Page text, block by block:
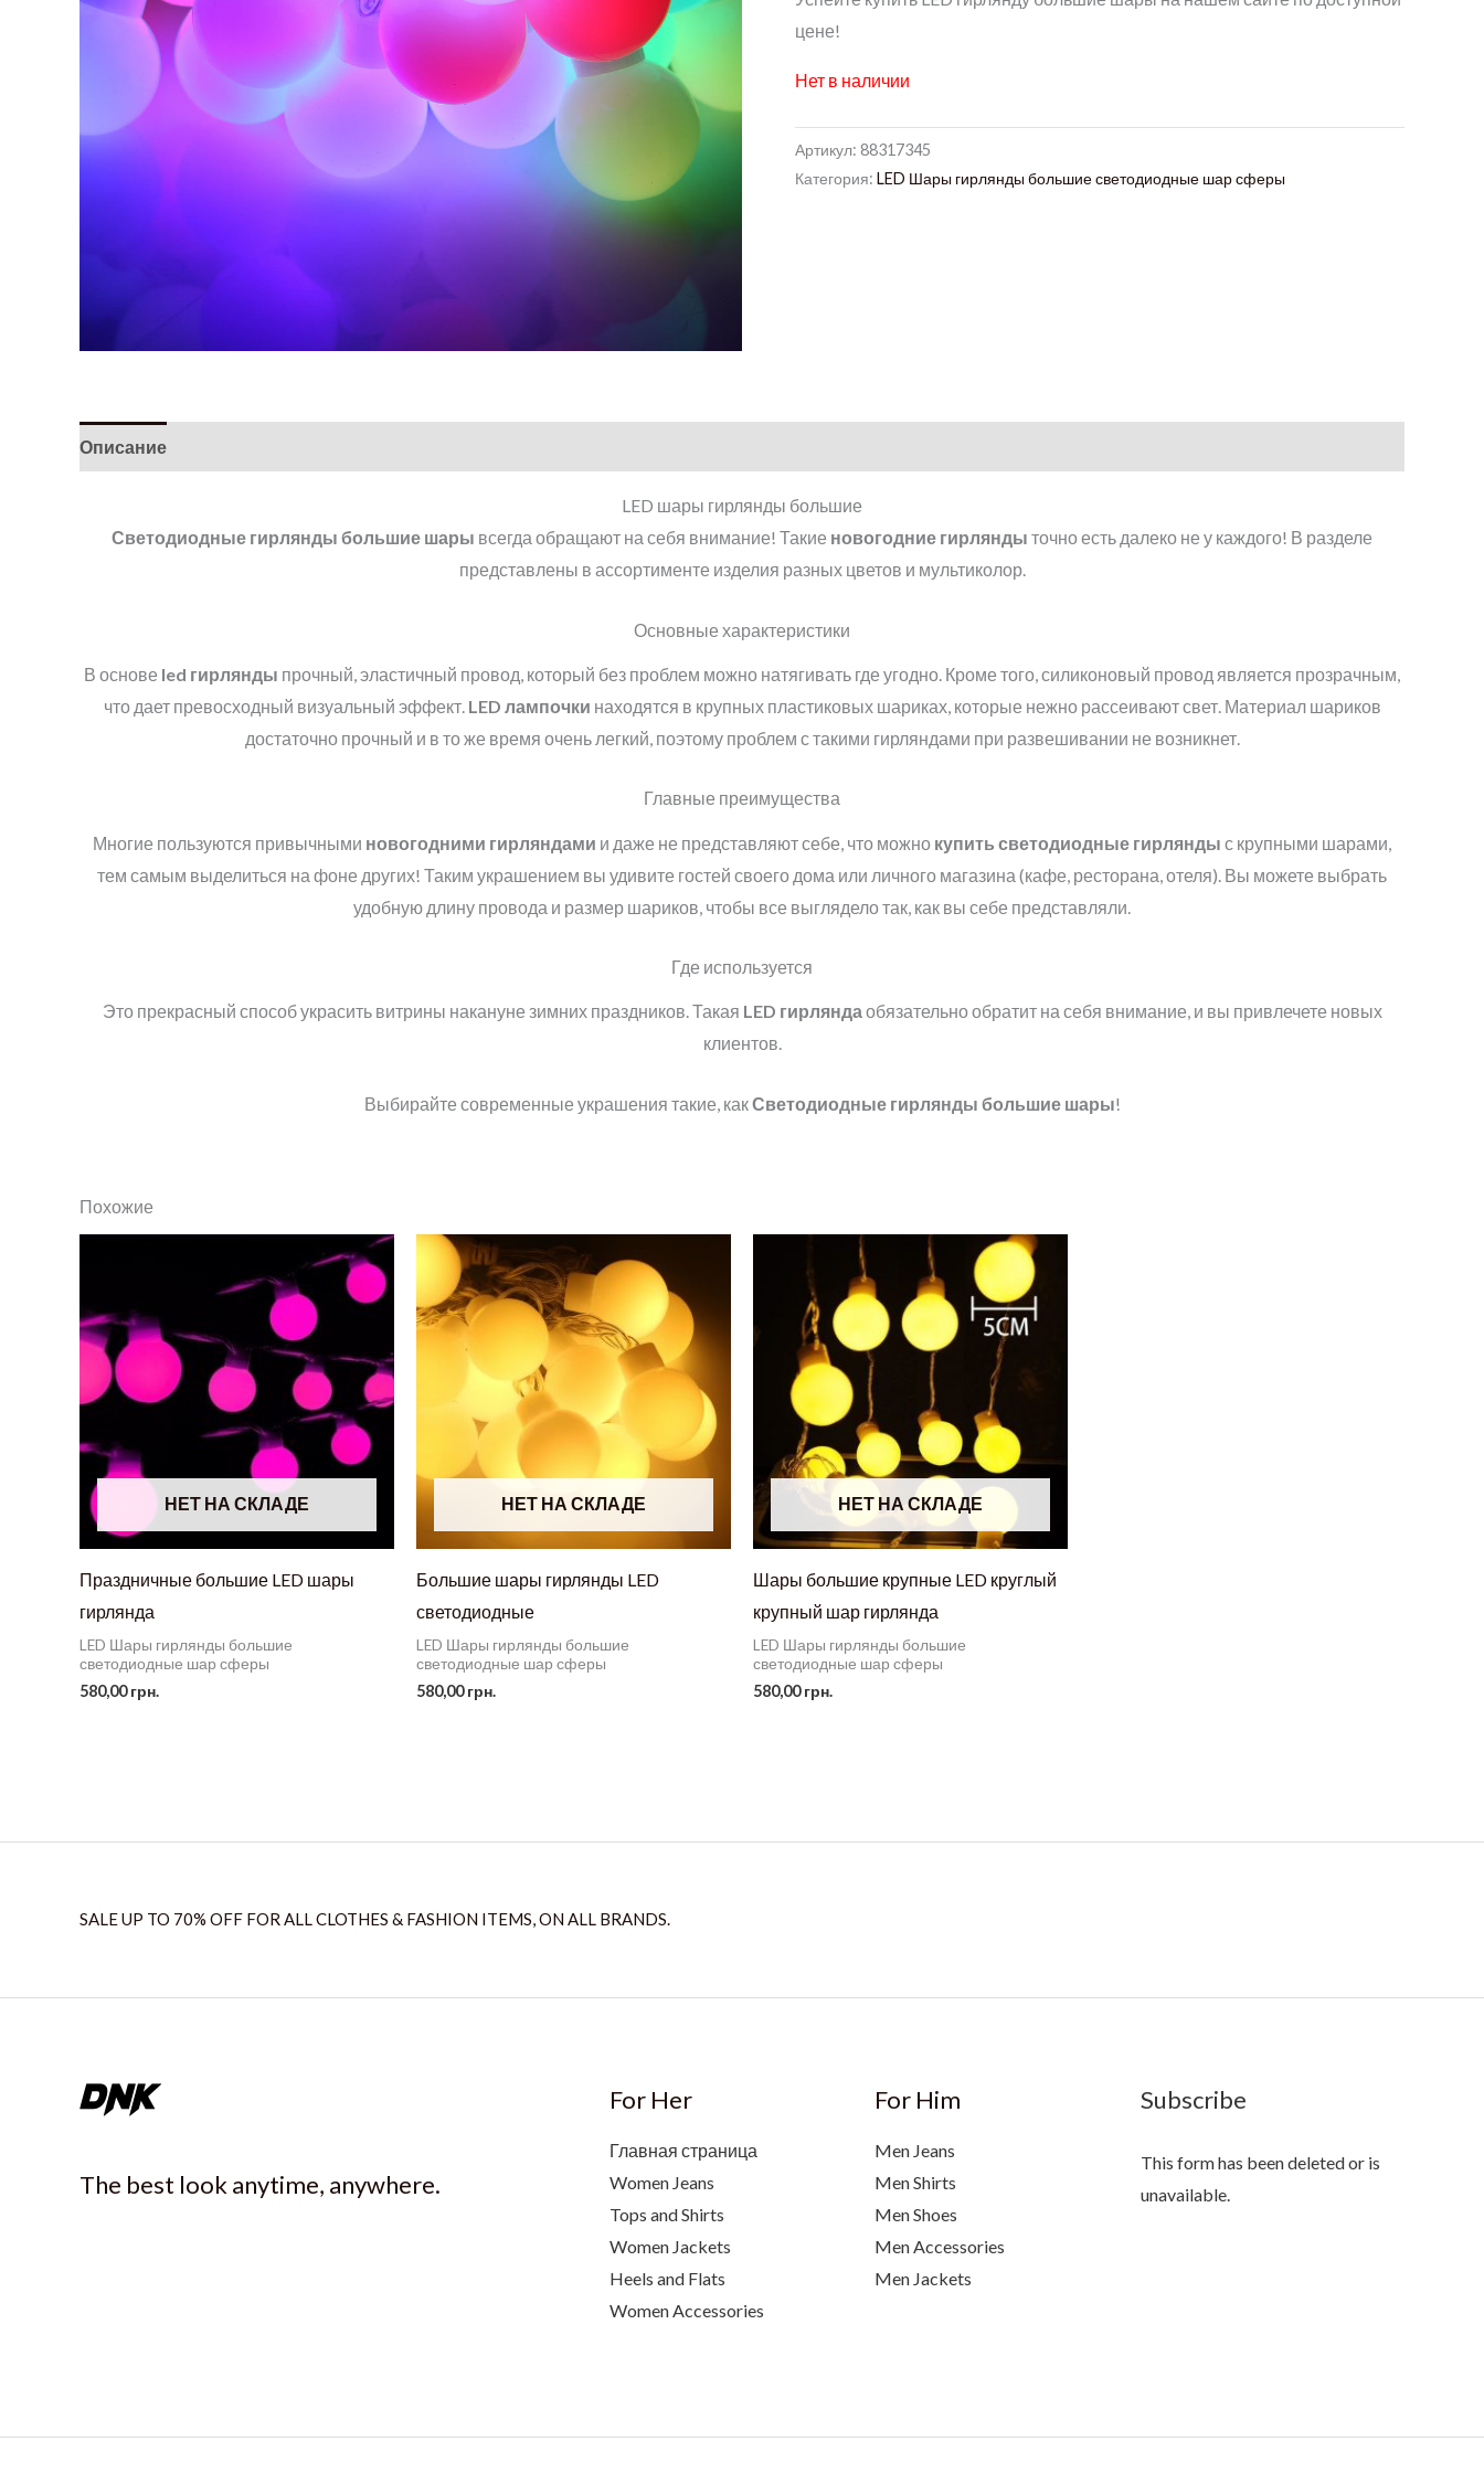
цене!
Нет в наличии
Артикул: 88317345
Категория: LED Шары гирлянды большие светодиодные шар сферы
Описание
LED шары гирлянды большие
Светодиодные гирлянды большие шары всегда обращают на себя внимание! Такие новогодние гирлянды точно есть далеко не у каждого! В разделе
представлены в ассортименте изделия разных цветов и мультиколор.
Основные характеристики
В основе led гирлянды прочный, эластичный провод, который без проблем можно натягивать где угодно. Кроме того, силиконовый провод является прозрачным,
что дает превосходный визуальный эффект. LED лампочки находятся в крупных пластиковых шариках, которые нежно рассеивают свет. Материал шариков
достаточно прочный и в то же время очень легкий, поэтому проблем с такими гирляндами при развешивании не возникнет.
Главные преимущества
Многие пользуются привычными новогодними гирляндами и даже не представляют себе, что можно купить светодиодные гирлянды с крупными шарами,
тем самым выделиться на фоне других! Таким украшением вы удивите гостей своего дома или личного магазина (кафе, ресторана, отеля). Вы можете выбрать
удобную длину провода и размер шариков, чтобы все выглядело так, как вы себе представляли.
Где используется
Это прекрасный способ украсить витрины накануне зимних праздников. Такая LED гирляндаобязательно обратит на себя внимание, и вы привлечете новых
клиентов.
Выбирайте современные украшения такие, какСветодиодные гирлянды большие шары!
Похожие
НЕТ НА СКЛАДЕ
Праздничные большие LED шары
гирлянда
LED Шары гирлянды большие
светодиодные шар сферы
580,00грн.
НЕТ НА СКЛАДЕ
Большие шары гирлянды LED
светодиодные
LED Шары гирлянды большие
светодиодные шар сферы
580,00грн.
НЕТ НА СКЛАДЕ
Шары большие крупные LED круглый
крупный шар гирлянда
LED Шары гирлянды большие
светодиодные шар сферы
580,00грн.
SALE UP TO 70% OFF FOR ALL CLOTHES & FASHION ITEMS, ON ALL BRANDS.
The best look anytime, anywhere.
For Her
Главная страница
Women Jeans
Tops and Shirts
Women Jackets
Heels and Flats
Women Accessories
For Him
Men Jeans
Men Shirts
Men Shoes
Men Accessories
Men Jackets
Subscribe
This form has been deleted or is
unavailable.